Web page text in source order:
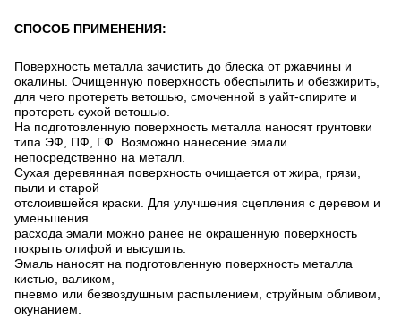
СПОСОБ ПРИМЕНЕНИЯ:
Поверхность металла зачистить до блеска от ржавчины и
окалины. Очищенную поверхность обеспылить и обезжирить,
для чего протереть ветошью, смоченной в уайт-спирите и
протереть сухой ветошью.
На подготовленную поверхность металла наносят грунтовки
типа ЭФ, ПФ, ГФ. Возможно нанесение эмали
непосредственно на металл.
Сухая деревянная поверхность очищается от жира, грязи,
пыли и старой
отслоившейся краски. Для улучшения сцепления с деревом и
уменьшения
расхода эмали можно ранее не окрашенную поверхность
покрыть олифой и высушить.
Эмаль наносят на подготовленную поверхность металла
кистью, валиком,
пневмо или безвоздушным распылением, струйным обливом,
окунанием.